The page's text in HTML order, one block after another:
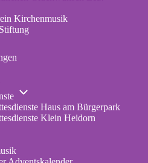
Kirchenmusik
Unternavigation
GottesdiensteHaus am Bürgerpark
Klein Heidorn